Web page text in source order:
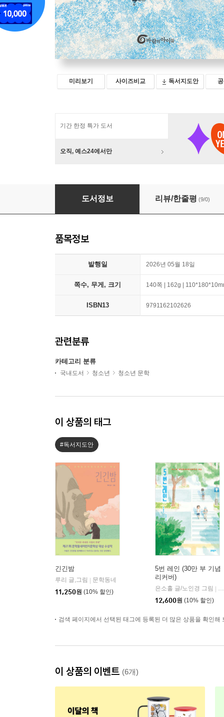
미리보기 사이즈비교 독서지도안
기간 한정 특가 도서
오직, 예스24에서만
도서정보 리뷰/한줄평 (9/0)
품목정보
발행일 2026년 05월 18일
쪽수, 무게, 크기 140쪽 | 162g |
ISBN13 9791162102626
관련분류
카테고리 분류
국내도서 청소년 청소년 문학
이 상품의 태그
#독서지도안
긴긴밤
루리 글,그림
문학동네
11,250원 (10% 할인)
5번 레인 (30만 부 기념
리커버)
은소홀 글/노인경 그림
12,600원 (10% 할인)
검색 페이지에서 선택된 태그에 등록된 더 많은 상품을 확인해
이 상품의 이벤트 (6개)